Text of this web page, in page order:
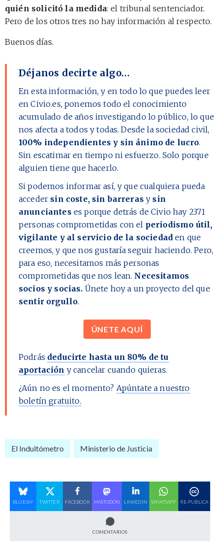
quién solicitó la medida: el tribunal sentenciador.
Pero de los otros tres no hay información al respecto.
Buenos días.
Déjanos decirte algo…
En esta información, y en todo lo que puedes leer
en Civio.es, ponemos todo el conocimiento
acumulado de años investigando lo público, lo que
nos afecta a todos y todas. Desde la sociedad civil,
100% independientes y sin ánimo de lucro.
Sin escatimar en tiempo ni esfuerzo. Solo porque
alguien tiene que hacerlo.
Si podemos informar así, y que cualquiera pueda
acceder sin coste, sin barreras y sin
anunciantes es porque detrás de Civio hay 2371
personas comprometidas con el periodismo útil,
vigilante y al servicio de la sociedad en que
creemos, y que nos gustaría seguir haciendo. Pero,
para eso, necesitamos más personas
comprometidas que nos lean. Necesitamos
socios y socias. Únete hoy a un proyecto del que
sentir orgullo.
ÚNETE AQUÍ
Podrás deducirte hasta un 80% de tu
aportación y cancelar cuando quieras.
¿Aún no es el momento? Apúntate a nuestro
boletín gratuito.
El Indultómetro Ministerio de Justicia
BLUESKY TWITTER FACEBOOK MASTODON LINKEDIN WHATSAPP RE-PUBLICA
COMENTARIOS